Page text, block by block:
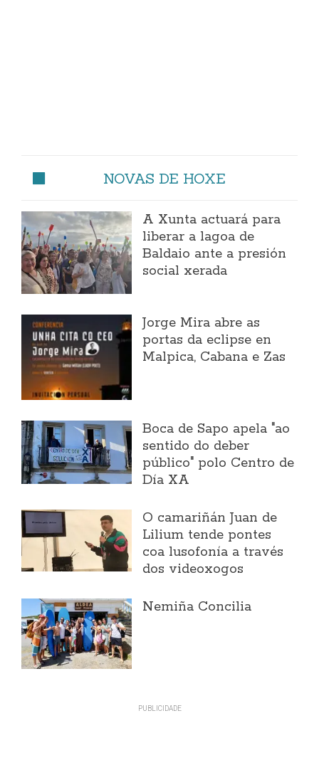
NOVAS DE HOXE
A Xunta actuará para
liberar a lagoa de
Baldaio ante a presión
social xerada
Jorge Mira abre as
portas da eclipse en
Malpica, Cabana e Zas
Boca de Sapo apela "ao
sentido do deber
público" polo Centro de
Día XA
O camariñán Juan de
Lilium tende pontes
coa lusofonía a través
dos videoxogos
Nemiña Concilia